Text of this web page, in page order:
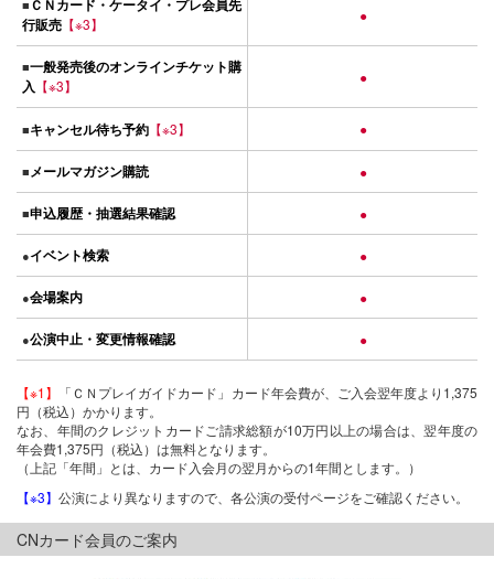
■ＣＮカード・ケータイ・プレ会員先
行販売 【※3】 ●
■一般発売後のオンラインチケット購
入 【※3】 ●
■キャンセル待ち予約 【※3】 ●
■メールマガジン購読 ●
■申込履歴・抽選結果確認 ●
●イベント検索 ●
●会場案内 ●
●公演中止・変更情報確認 ●
【※1】
「ＣＮプレイガイドカード」カード年会費が、ご入会翌年度より1,375
円（税込）かかります。
なお、年間のクレジットカードご請求総額が10万円以上の場合は、翌年度の
年会費1,375円（税込）は無料となります。
（上記「年間」とは、カード入会月の翌月からの1年間とします。）
【※3】 公演により異なりますので、各公演の受付ページをご確認ください。
CNカード会員のご案内